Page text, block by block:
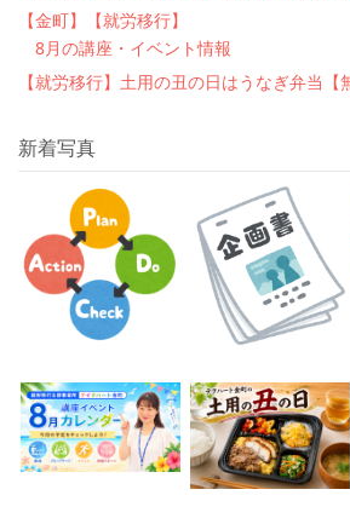
【金町】【就労移行】
8月の講座・イベント情報
【就労移行】土用の丑の日はうなぎ弁当【
新着写真